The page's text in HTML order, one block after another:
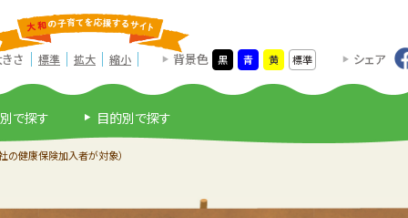
さ 標準 拡大 縮小 背景色 黒 青 黄 標準 シェア
で探す 目的別で探す
の健康保険加入者が対象）